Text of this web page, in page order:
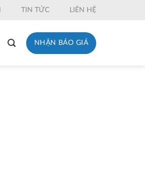
TIN TỨC LIÊN HỆ
NHẬN BÁO GIÁ